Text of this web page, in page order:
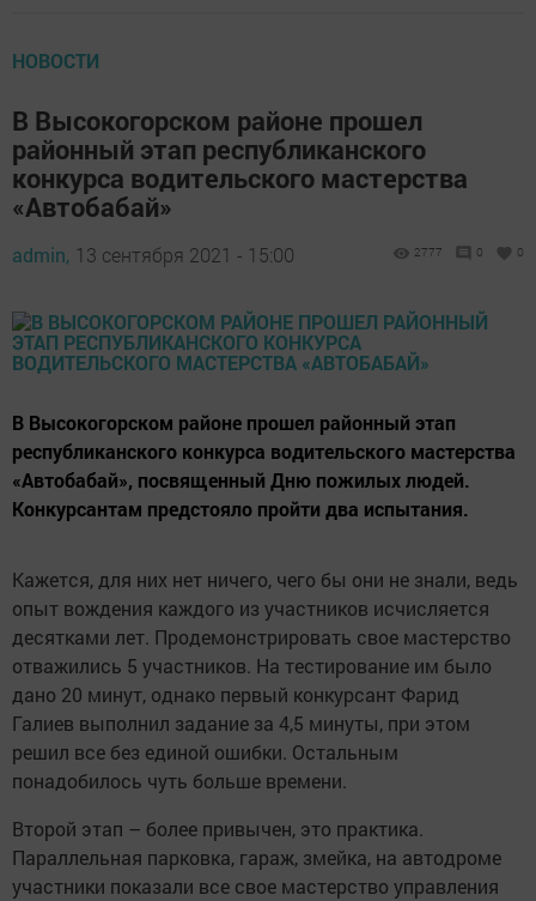
НОВОСТИ
В Высокогорском районе прошел
районный этап республиканского
конкурса водительского мастерства
«Автобабай»
admin, 13 сентября 2021 - 15:00 2777 0 0
В Высокогорском районе прошел районный этап
республиканского конкурса водительского мастерства
«Автобабай», посвященный Дню пожилых людей.
Конкурсантам предстояло пройти два испытания.
Кажется, для них нет ничего, чего бы они не знали, ведь
опыт вождения каждого из участников исчисляется
десятками лет. Продемонстрировать свое мастерство
отважились 5 участников. На тестирование им было
дано 20 минут, однако первый конкурсант Фарид
Галиев выполнил задание за 4,5 минуты, при этом
решил все без единой ошибки. Остальным
понадобилось чуть больше времени.
Второй этап – более привычен, это практика.
Параллельная парковка, гараж, змейка, на автодроме
участники показали все свое мастерство управления